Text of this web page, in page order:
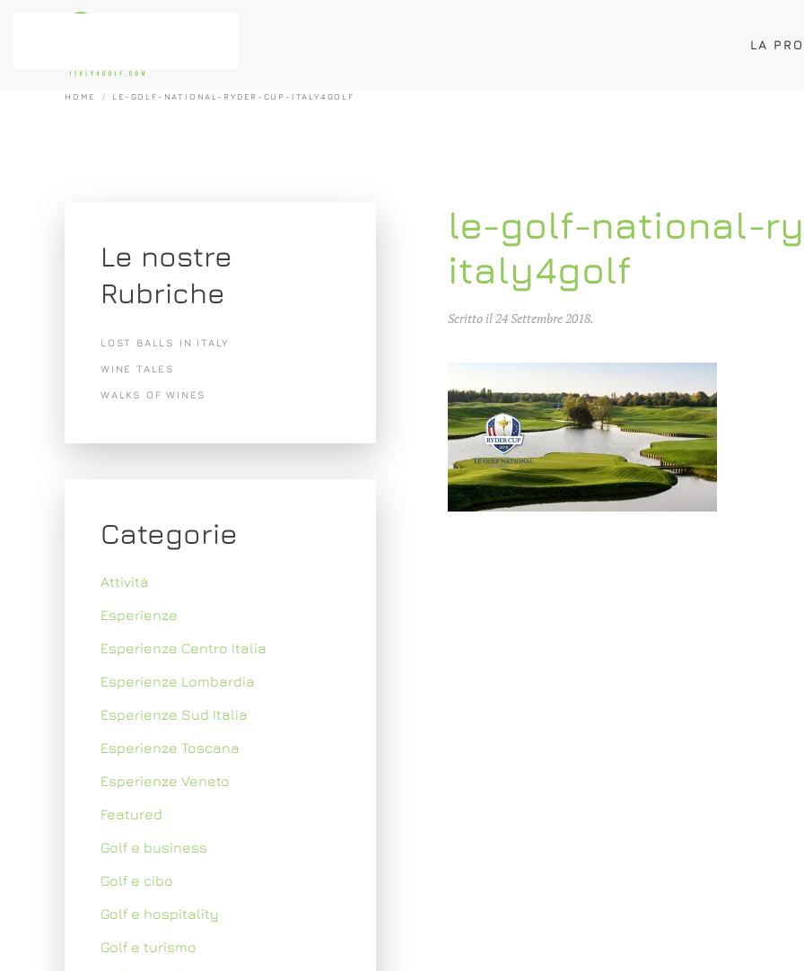
LA
HOME LE-GOLF-NATIONAL-RYDER-CUP-ITALY4GOLF
le-golf-national-
italy4golf
Scritto il24 Settembre 2018.
Le nostre
Rubriche
LOST BALLS IN ITALY
WINE TALES
WALKS OF WINES
Categorie
Attività
Esperienze
Esperienze Centro Italia
Esperienze Lombardia
Esperienze Sud Italia
Esperienze Toscana
Esperienze Veneto
Featured
Golf e business
Golf e cibo
Golf e hospitality
Golf e turismo